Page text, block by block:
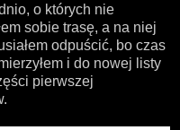
o których nie
sobie trasę, a na niej
odpuścić, bo czas
i do nowej listy
pierwszej